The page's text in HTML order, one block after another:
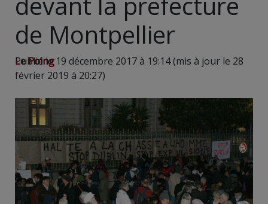
de Montpellier
Le Poing
Publié le 19 décembre 2017 à 19:14 (mis à jour le 28
février 2019 à 20:27)